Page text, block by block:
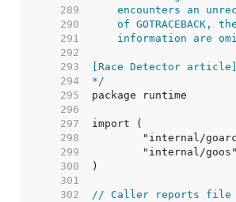
   289
   290
   291
   292
   293
   294
*/
   295
   296
   297
   298
   299
   300
   301
   302
// Caller reports file